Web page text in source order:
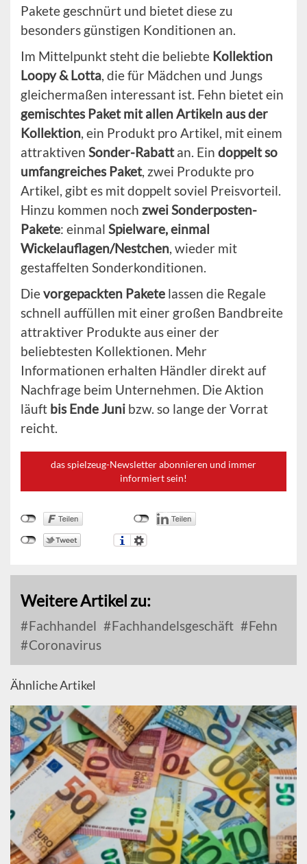
Pakete geschnürt und bietet diese zu
besonders günstigen Konditionen an.
Im Mittelpunkt steht die beliebte Kollektion
Loopy & Lotta, die für Mädchen und Jungs
gleichermaßen interessant ist. Fehn bietet ein
gemischtes Paket mit allen Artikeln aus der
Kollektion, ein Produkt pro Artikel, mit einem
attraktiven Sonder-Rabattan. Ein doppelt so
umfangreiches Paket, zwei Produkte pro
Artikel, gibt es mit doppelt soviel Preisvorteil.
Hinzu kommen noch zwei Sonderposten-
Pakete: einmal Spielware, einmal
Wickelauflagen/Nestchen, wieder mit
gestaffelten Sonderkonditionen.
Dievorgepackten Pakete lassen die Regale
schnell auffüllen mit einer großen Bandbreite
attraktiver Produkte aus einer der
beliebtesten Kollektionen. Mehr
Informationen erhalten Händler direkt auf
Nachfrage beim Unternehmen. Die Aktion
läuft bis Ende Juni bzw. so lange der Vorrat
reicht.
das spielzeug-Newsletter abonnieren und immer
informiert sein!
Weitere Artikel zu:
Fachhandel Fachhandelsgeschäft
Fehn
Coronavirus
Ähnliche Artikel